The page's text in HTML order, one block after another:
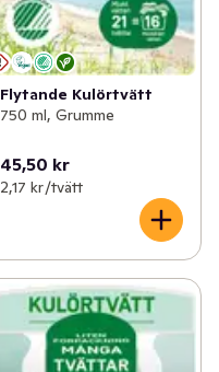
Flytande Kulörtvätt
750 ml, Grumme
45,50 kr
2,17 kr /tvätt